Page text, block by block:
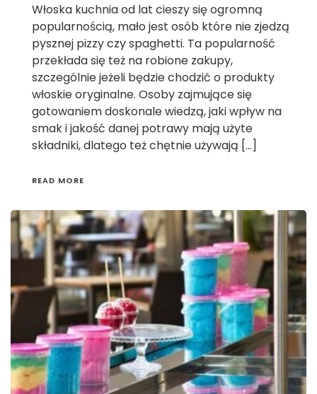
Włoska kuchnia od lat cieszy się ogromną
popularnością, mało jest osób które nie zjedzą
pysznej pizzy czy spaghetti. Ta popularność
przekłada się też na robione zakupy,
szczególnie jeżeli będzie chodzić o produkty
włoskie oryginalne. Osoby zajmujące się
gotowaniem doskonale wiedzą, jaki wpływ na
smak i jakość danej potrawy mają użyte
składniki, dlatego też chętnie używają […]
READ MORE